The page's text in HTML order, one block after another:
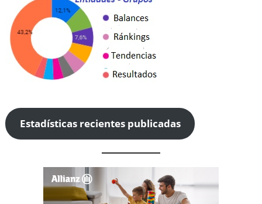
Estadísticas recientes publicadas